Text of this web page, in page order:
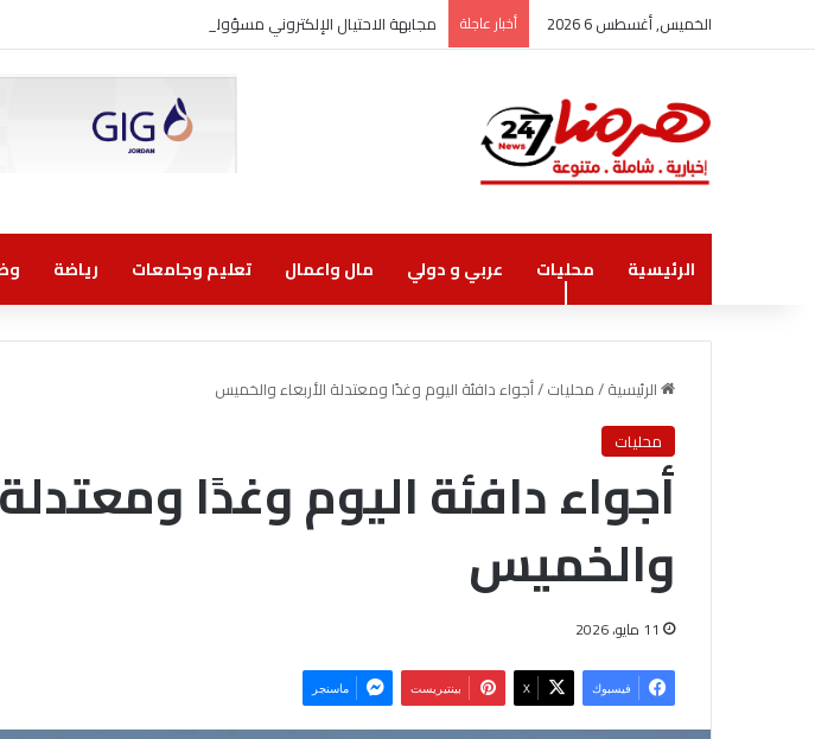
الخميس, أغسطس 6 2026 أخبار عاجلة مجابهة الاحتيال الإلكتروني مسؤولية مشتركة
الرئيسية محليات عربي و دولي مال واعمال تعليم وجامعات رياضة
الرئيسية/محليات/أجواء دافئة اليوم وغدًا ومعتدلة الأربعاء والخميس
محليات
أجواء دافئة اليوم وغدًا ومعتدلة
والخميس
11 مايو، 2026
فيسبوك ‫X بينتيريست ماسنجر